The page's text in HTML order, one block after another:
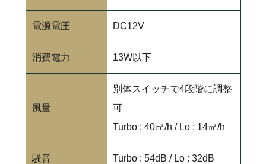
電源電圧 DC12V
消費電力 13W以下
風量
別体スイッチで4段階に調整
可
Turbo : 40㎥/h / Lo : 14㎥/h
騒音 Turbo : 54dB / Lo : 32dB